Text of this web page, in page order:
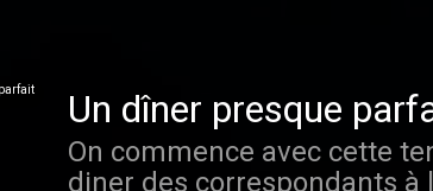
Un dîner presque
On commence avec cette
diner des correspondants à la Maison Blanche, le tireur a été immédiatement interpelé, il